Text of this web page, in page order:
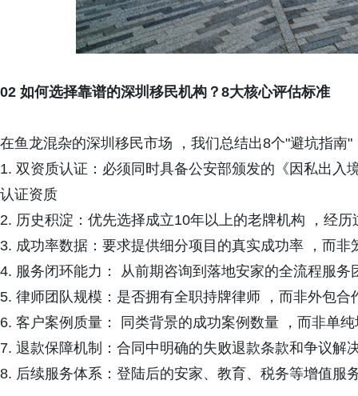
02 如何选择靠谱的深圳移民机构？8大核心评估标准
在鱼龙混杂的深圳移民市场 ，我们总结出8个"避坑指南
1. 双资质认证：必须同时具备公安部颁发的《因私出入
认证资质
2. 历史积淀：优先选择成立10年以上的老牌机构 ，经历
3. 成功率数据：要求提供细分项目的真实成功率 ，而非
4. 服务闭环能力： 从前期咨询到落地安家的全流程服务
5. 律师团队规模：是否拥有全职持牌律师 ，而非外包合
6. 客户案例质量： 同类背景的成功案例数量 ，而非单
7. 退款保障机制：合同中明确的失败退款条款和争议解
8. 后续服务体系：登陆后的安家、教育、税务等增值服